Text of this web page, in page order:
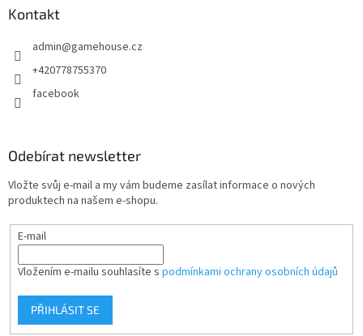
Kontakt
admin@gamehouse.cz
+420778755370
facebook
Odebírat newsletter
Vložte svůj e-mail a my vám budeme zasílat informace o nových
produktech na našem e-shopu.
E-mail
Vložením e-mailu souhlasíte s podmínkami ochrany osobních údajů
PŘIHLÁSIT SE